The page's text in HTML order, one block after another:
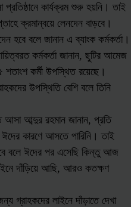
প্রতিষ্ঠানে কার্যক্রম শুরু হয়নি। তাই
ক্রমান্বয়ে লেনদেন বাড়বে।
হবে বলে জানান এ ব্যাংক কর্মকর্তা।
কর্মকর্তা জানান, ছুটির আমেজ
শতাংশ কর্মী উপস্থিত রয়েছে।
উপস্থিতি বেশি বলে তিনি
আসা আব্দুর রহমান জানান, প্রতি
কারণে আসতে পারিনি। তাই
বলে ঈদের পর এসেছি কিন্তু আজ
দাঁড়িয়ে আছি, আরও কতক্ষণ
গ্রাহকদের লাইনে দাঁড়াতে দেখা